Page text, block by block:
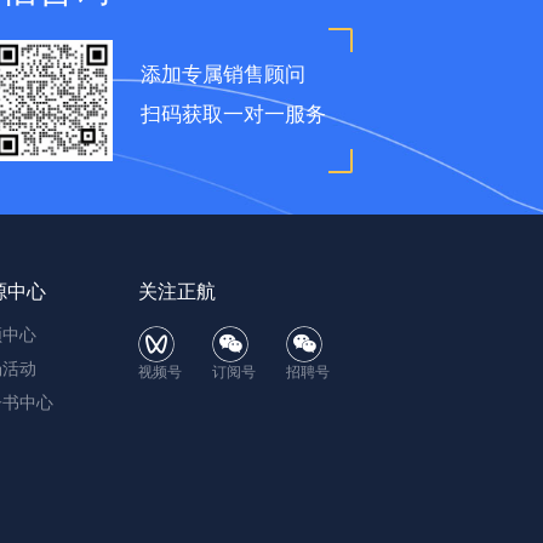
添加专属销售顾问
扫码获取一对一服务
中心
心
动
中心
关注正航
视频号 订阅号 招聘号